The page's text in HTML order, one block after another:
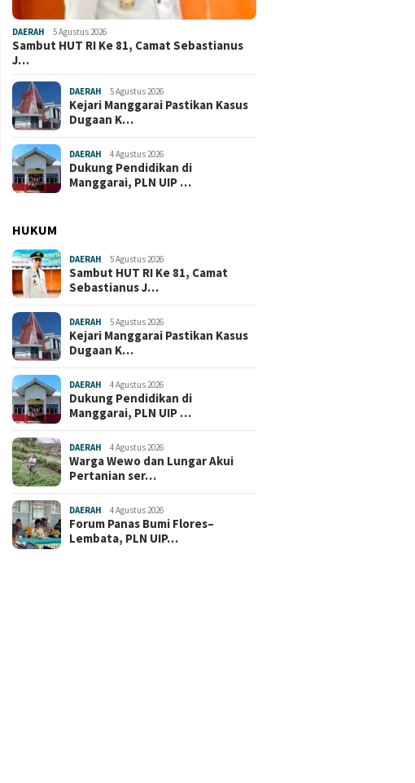
DAERAH 5 Agustus 2026
Sambut HUT RI Ke 81, Camat Sebastianus
J…
DAERAH 5 Agustus 2026
Kejari Manggarai Pastikan Kasus
Dugaan K…
DAERAH 4 Agustus 2026
Dukung Pendidikan di
Manggarai, PLN UIP …
HUKUM
DAERAH 5 Agustus 2026
Sambut HUT RI Ke 81, Camat
Sebastianus J…
DAERAH 5 Agustus 2026
Kejari Manggarai Pastikan Kasus
Dugaan K…
DAERAH 4 Agustus 2026
Dukung Pendidikan di
Manggarai, PLN UIP …
DAERAH 4 Agustus 2026
Warga Wewo dan Lungar Akui
Pertanian ser…
DAERAH 4 Agustus 2026
Forum Panas Bumi Flores–
Lembata, PLN UIP…